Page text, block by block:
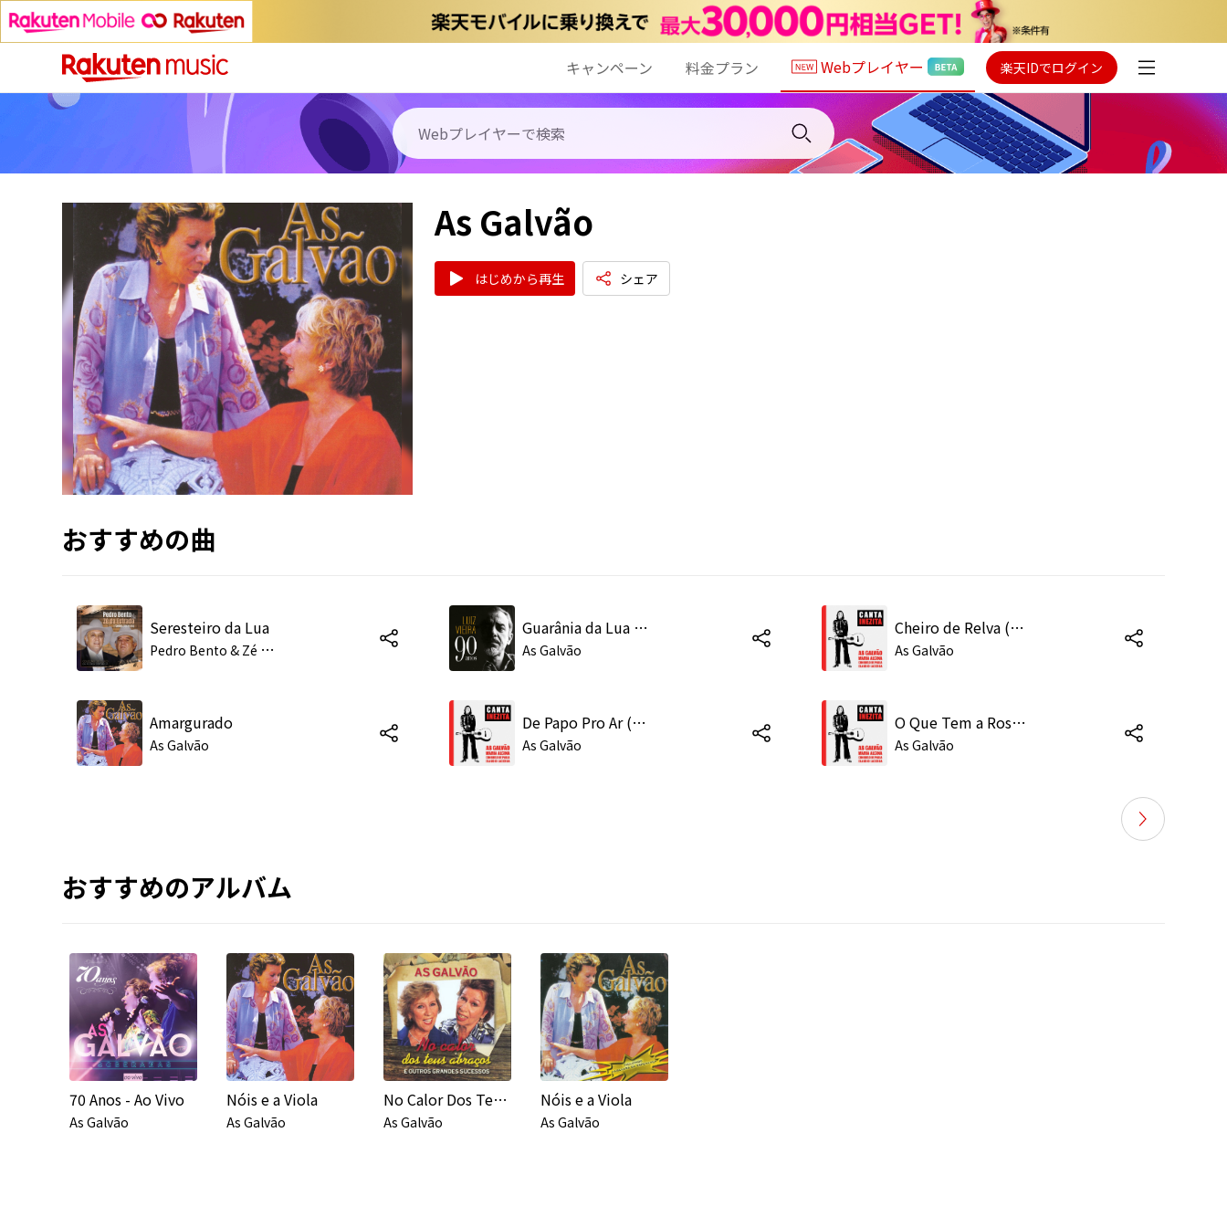
キャンペーン 料金プラン Webプレイヤー 楽天IDでログイン
As Galvão
はじめから再生 シェア
おすすめの曲
Seresteiro da Lua
P
edro Bento & Zé da Estrada
Amargurado
As Galvão
Guarânia da Lua Nova (Ao Vivo)
As Galvão
De Papo Pro Ar (Ao Vivo)
As Galvão
Cheiro de Relva (Ao Vivo)
As Galvão
O Que Tem a Rosa (Ao Vivo)
As Galvão
おすすめのアルバム
70 Anos - Ao Vivo
As Galvão
Nóis e a Viola
As Galvão
No Calor Dos Teus Abraços e Outros Grandes Sucessos
As Galvão
Nóis e a Viola
As Galvão